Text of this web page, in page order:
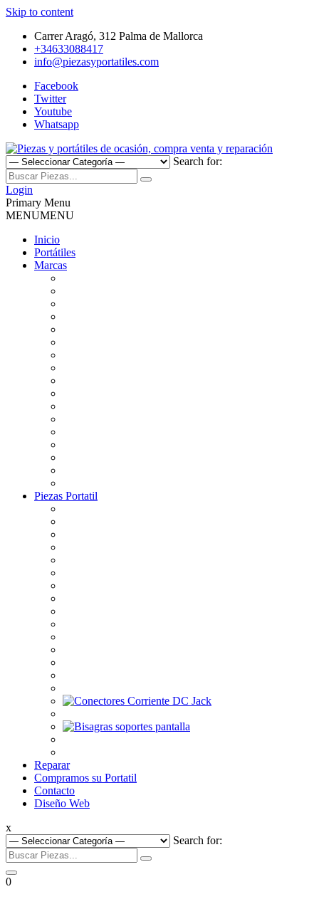
Skip to content
Carrer Aragó, 312 Palma de Mallorca
+34633088417
info@piezasyportatiles.com
Facebook
Twitter
Youtube
Whatsapp
Piezas y portátiles de ocasión,
compra venta y reparación
Todo lo que necesitas para reparar tu portatil, Pantallas, Teclas,
Teclados, Baterías, Carcasas, Placas, Gráficas, Procesadores,
Ventiladores
Search for:
Login
Primary Menu
MENUMENU
Inicio
Portátiles
Marcas
Piezas Portatil
Reparar
Compramos su Portatil
Contacto
Diseño Web
x
Search for:
0